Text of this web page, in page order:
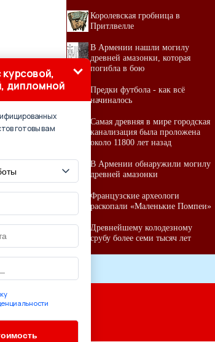
Королевская гробница в
Притлвелле
В Армении нашли могилу
древней амазонки, которая
погибла в бою
Предки футбола - как всё
начиналось
Самая древняя в мире городская
канализация была проложена
около 11800 лет назад
В Армении обнаружили могилу
древней амазонки
Французские археологи
раскопали «Маленькие Помпеи»
Древнейшему колодезному
срубу более семи тысяч лет
дипломной
готовы вам